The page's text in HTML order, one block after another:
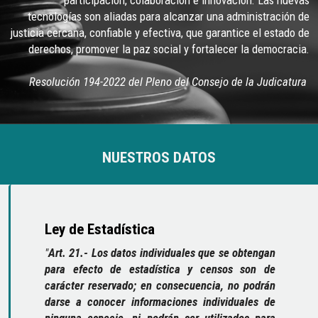
tecnologías son aliadas para alcanzar una administración de
justicia cercana, confiable y efectiva, que garantice el estado de
derechos, promover la paz social y fortalecer la democracia.
Resolución 194-2022 del Pleno del Consejo de la Judicatura
NUESTROS DATOS
Ley de Estadística
"Art. 21.- Los datos individuales que se obtengan
para efecto de estadística y censos son de
carácter reservado; en consecuencia, no podrán
darse a conocer informaciones individuales de